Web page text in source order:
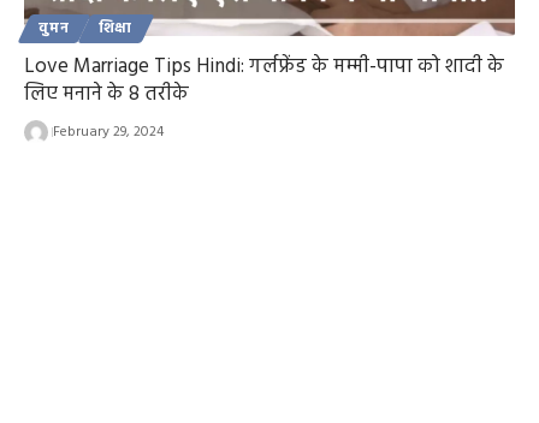
वुमन शिक्षा
Love Marriage Tips Hindi: गर्लफ्रेंड के मम्मी-पापा को शादी के
लिए मनाने के 8 तरीके
February 29, 2024